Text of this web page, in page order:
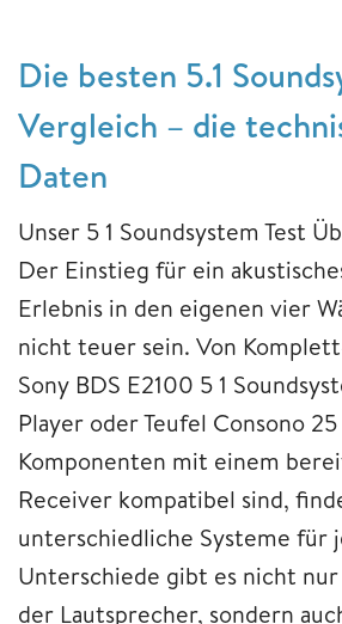
Die besten 5.1
Vergleich – die
Daten
Unser 5 1 Soundsystem Test
Der Einstieg für ein
Erlebnis in den eigenen vier
nicht teuer sein. Von
Sony BDS E2100 5 1
Player oder Teufel Consono
Komponenten mit einem
Receiver kompatibel sind,
unterschiedliche Systeme für
Unterschiede gibt es nicht
der Lautsprecher, sondern